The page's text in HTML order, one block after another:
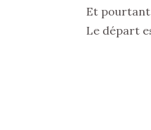
Et
Le départ